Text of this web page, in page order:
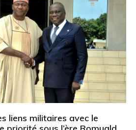
liens militaires avec le